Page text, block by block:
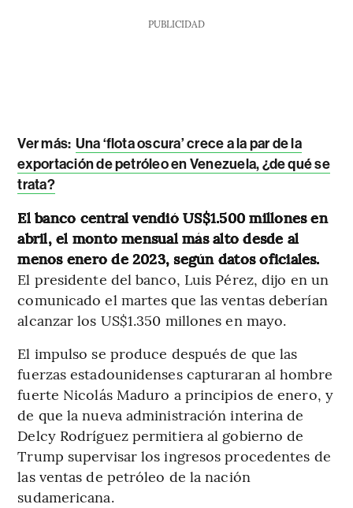
PUBLICIDAD
Ver más: Una ‘flota oscura’ crece a la par de la
exportación de petróleo en Venezuela, ¿de qué se
trata?
El banco central vendió US$1.500 millones en
abril, el monto mensual más alto desde al
menos enero de 2023, según datos oficiales.
El presidente del banco, Luis Pérez, dijo en un
comunicado el martes que las ventas deberían
alcanzar los US$1.350 millones en mayo.
El impulso se produce después de que las
fuerzas estadounidenses capturaran al hombre
fuerte Nicolás Maduro a principios de enero, y
de que la nueva administración interina de
Delcy Rodríguez permitiera al gobierno de
Trump supervisar los ingresos procedentes de
las ventas de petróleo de la nación
sudamericana.